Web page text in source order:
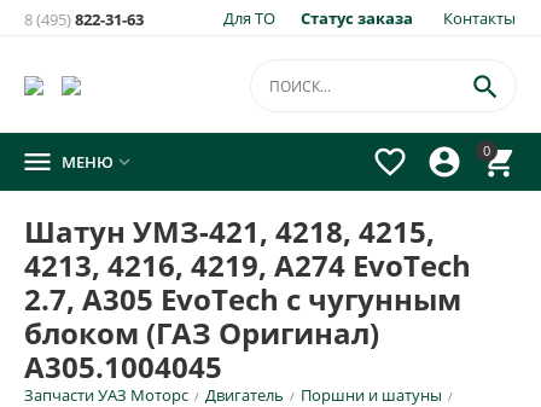
Для ТО Статус заказа Контакты
8 (495)822-31-63
0




 МЕНЮ 
Шатун УМЗ-421, 4218, 4215,
4213, 4216, 4219, A274 EvoTech
2.7, А305 EvoTech с чугунным
блоком (ГАЗ Оригинал)
А305.1004045
Запчасти УАЗ Моторс / Двигатель / Поршни и шатуны /